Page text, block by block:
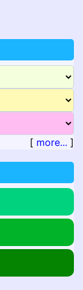
[ more... ]